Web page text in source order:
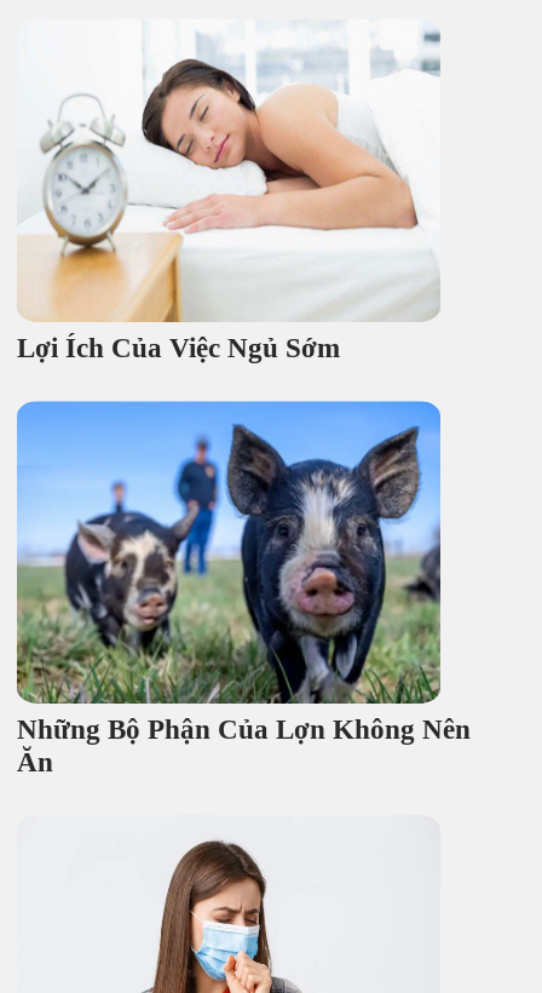
Lợi Ích Của Việc Ngủ Sớm
Những Bộ Phận Của Lợn Không Nên
Ăn